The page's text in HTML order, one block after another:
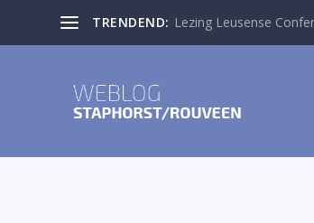
TRENDEND: Lezing Leusense